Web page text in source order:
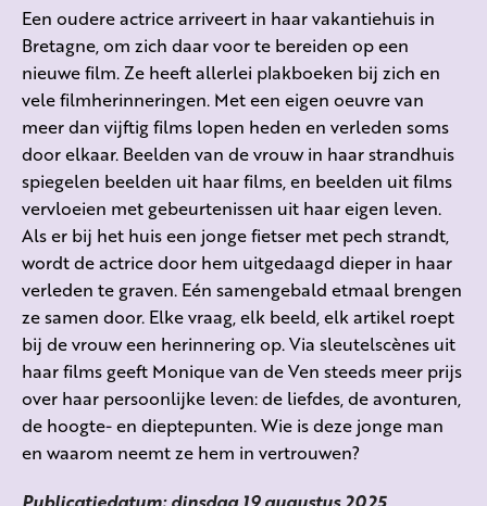
Een oudere actrice arriveert in haar vakantiehuis in
Bretagne, om zich daar voor te bereiden op een
nieuwe film. Ze heeft allerlei plakboeken bij zich en
vele filmherinneringen. Met een eigen oeuvre van
meer dan vijftig films lopen heden en verleden soms
door elkaar. Beelden van de vrouw in haar strandhuis
spiegelen beelden uit haar films, en beelden uit films
vervloeien met gebeurtenissen uit haar eigen leven.
Als er bij het huis een jonge fietser met pech strandt,
wordt de actrice door hem uitgedaagd dieper in haar
verleden te graven. Eén samengebald etmaal brengen
ze samen door. Elke vraag, elk beeld, elk artikel roept
bij de vrouw een herinnering op. Via sleutelscènes uit
haar films geeft Monique van de Ven steeds meer prijs
over haar persoonlijke leven: de liefdes, de avonturen,
de hoogte- en dieptepunten. Wie is deze jonge man
en waarom neemt ze hem in vertrouwen?